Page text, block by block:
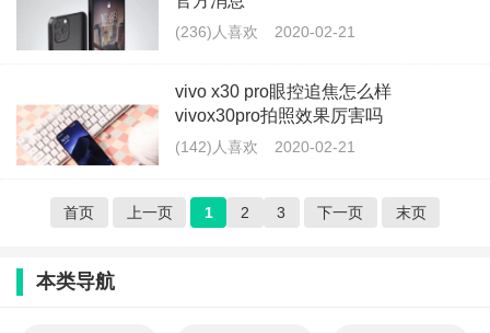
(236)人喜欢 2020-02-21
vivo x30 pro眼控追焦怎么样
vivox30pro拍照效果厉害吗
(142)人喜欢 2020-02-21
首页 上一页 1 2 3 下一页 末页
本类导航